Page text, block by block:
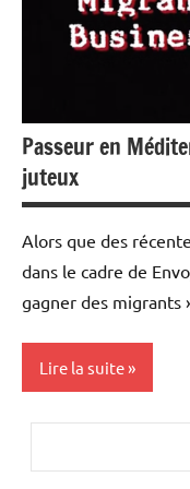
Passeur en
juteux
Alors que des
dans le cadre de
gagner des
Lire la suite
Economie